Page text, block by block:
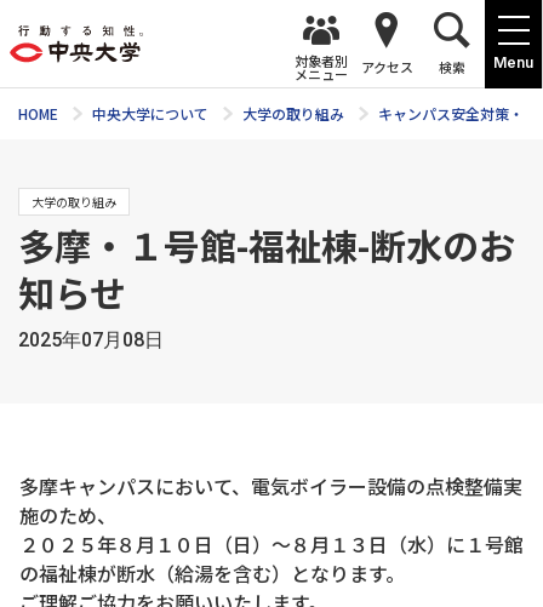
Menu
対象者別
メニュー アクセス 検索
HOME 中央大学について 大学の取り組み キャンパス安全対策・
大学の取り組み
多摩・１号館-福祉棟-断水のお
知らせ
2025年07月08日
多摩キャンパスにおいて、電気ボイラー設備の点検整備実
施のため、
２０２５年８月１０日（日）～８月１３日（水）に１号館
の福祉棟が断水（給湯を含む）となります。